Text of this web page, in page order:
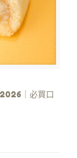
｜必買口